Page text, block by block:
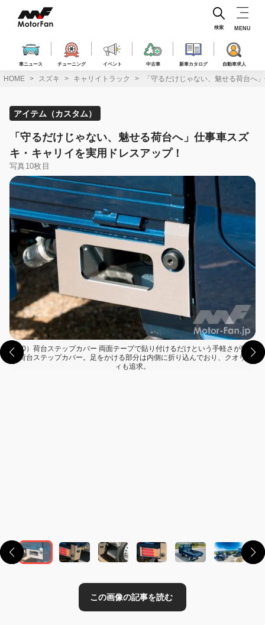
ス
車ニュース チューニング イベント 中古車 新車カタログ 自動車求人
検索 MENU
HOME スズキ キャリイトラック 「守るだけじゃない、魅せる荷台へ
アイテム（カスタム）
「守るだけじゃない、魅せる荷台へ」仕事車スズ
キ・キャリイを実用ドレスアップ！
写真10枚目
（10）荷台ステップカバー 両面テープで貼り付けるだけという手軽さが魅力
の荷台ステップカバー。足をかける部分は内側に折り込んでおり、クオリテ
ィも追求。